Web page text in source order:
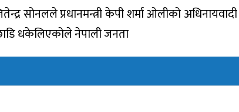
सोनलले प्रधानमन्त्री केपी शर्मा ओलीको
धकेलिएकोले नेपाली जनता